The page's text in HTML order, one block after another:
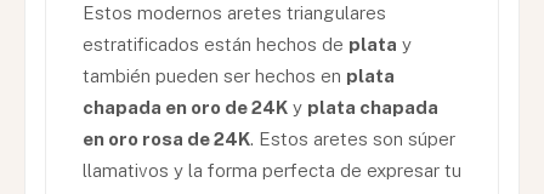
Estos modernos aretes triangulares
estratificados están hechos de plata y
también pueden ser hechos en plata
chapada en oro de 24K y plata chapada
en oro rosa de 24K. Estos aretes son súper
llamativos y la forma perfecta de expresar tu